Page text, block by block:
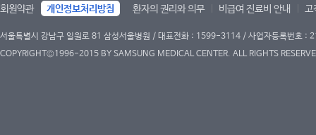
회원약관 개인정보처리방침 환자의 권리와 의무 비급여 진료비 안내 고
서울특별시 강남구 일원로 81 삼성서울병원 / 대표전화 : 1599-3114 / 사업자등록번호
COPYRIGHT©1996-2015 BY SAMSUNG MEDICAL CENTER. ALL RIGHTS